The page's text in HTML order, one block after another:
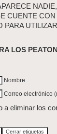
CUENTE
PARA
LOS
Nombre
Correo electrónico
a eliminar los